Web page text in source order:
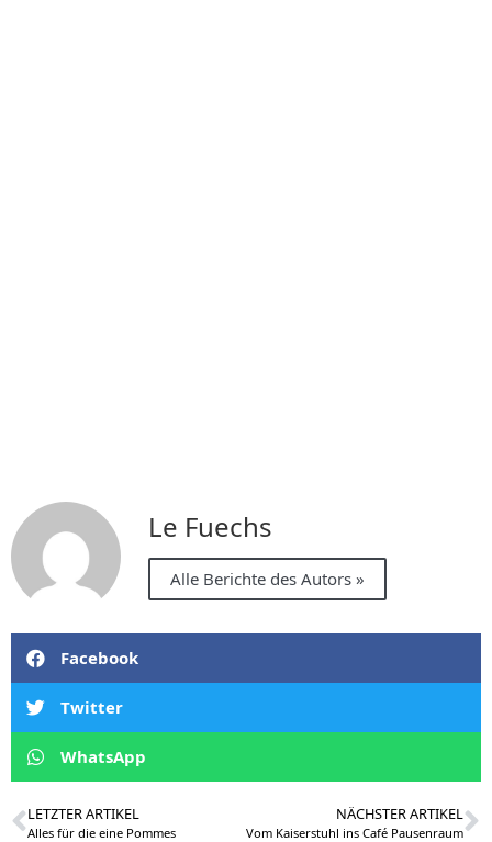
Le Fuechs
Alle Berichte des Autors »
Facebook
Twitter
WhatsApp
LETZTER ARTIKEL
Alles für die eine Pommes
NÄCHSTER ARTIKEL
Vom Kaiserstuhl ins Café Pausenraum